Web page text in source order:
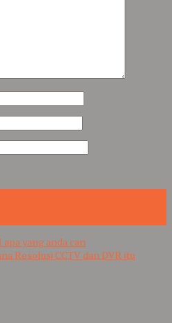
apa yang anda cari
Resolusi CCTV dan DVR itu